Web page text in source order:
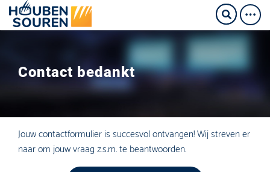
Contact bedankt
Jouw contactformulier is succesvol ontvangen! Wij streven er
naar om jouw vraag z.s.m. te beantwoorden.